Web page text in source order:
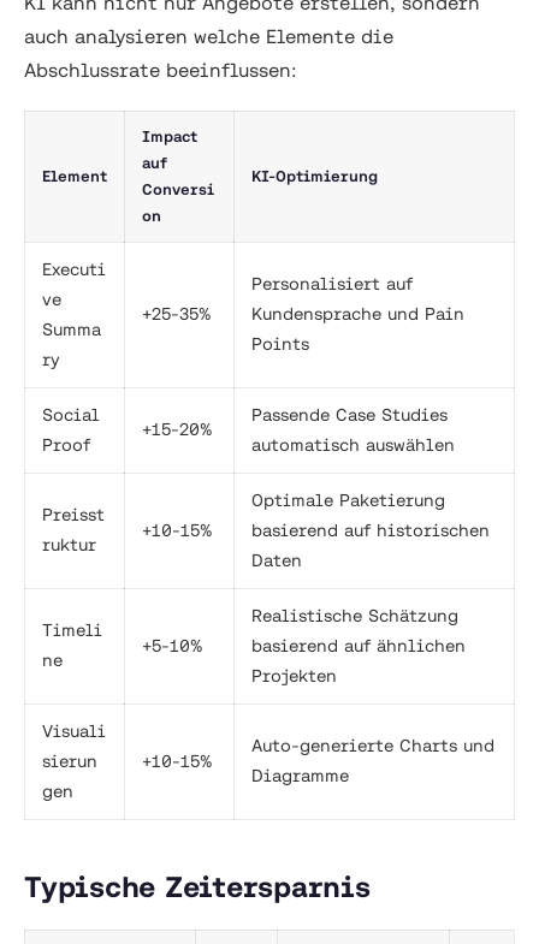
auch analysieren welche Elemente die
Abschlussrate beeinflussen:
Element
Impact
auf
Conversi
on
KI-Optimierung
Executi
ve
Summa
ry
+25-35%
Personalisiert auf
Kundensprache und Pain
Points
Social
Proof
+15-20%
Passende Case Studies
automatisch auswählen
Preisst
ruktur
+10-15%
Optimale Paketierung
basierend auf historischen
Daten
Timeli
ne
+5-10%
Realistische Schätzung
basierend auf ähnlichen
Projekten
Visuali
sierun
gen
+10-15%
Auto-generierte Charts und
Diagramme
Typische Zeitersparnis